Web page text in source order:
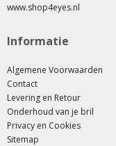
www.shop4eyes.nl
Informatie
Algemene Voorwaarden
Contact
Levering en Retour
Onderhoud van je bril
Privacy en Cookies
Sitemap